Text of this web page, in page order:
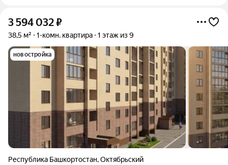
3 594 032₽
38,5 м² 1-комн. квартира 1 этаж из 9
новостройка
Республика Башкортостан,Октябрьский